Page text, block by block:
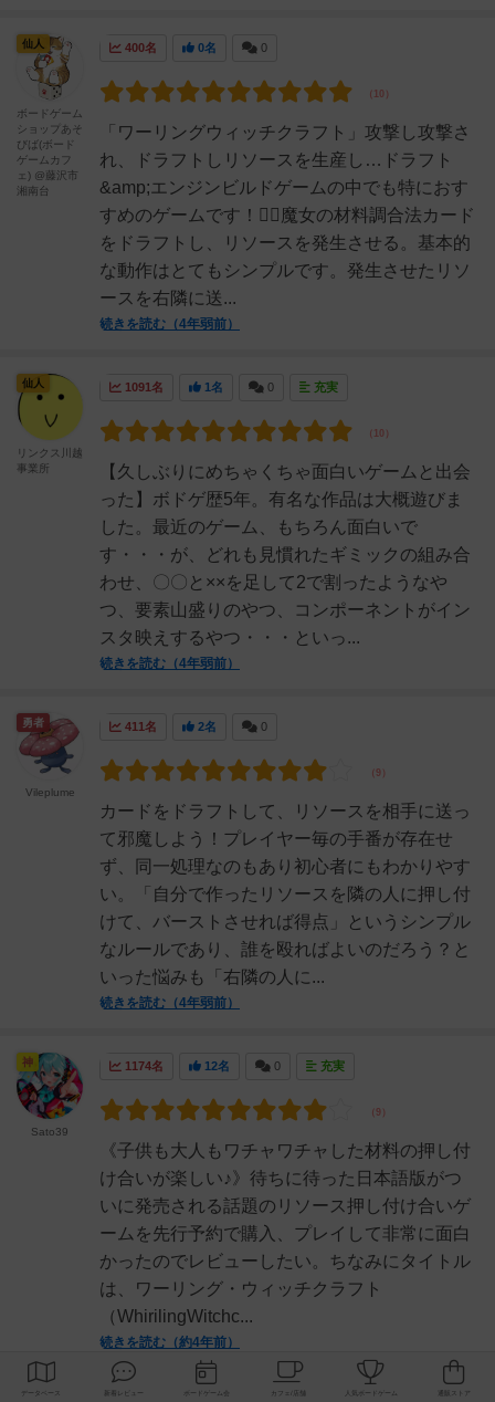
400名 0名 0
「ワーリングウィッチクラフト」攻撃し攻撃さ
れ、ドラフトしリソースを生産し…ドラフト
&amp;エンジンビルドゲームの中でも特におす
すめのゲームです！🧙‍♀️魔女の材料調合法カード
をドラフトし、リソースを発生させる。基本的
な動作はとてもシンプルです。発生させたリソ
ースを右隣に送...
続きを読む（4年弱前）
仙人
ボードゲーム
ショップあそ
びば(ボード
ゲームカフ
ェ) @藤沢市
湘南台
1091名 1名 0 充実
【久しぶりにめちゃくちゃ面白いゲームと出会
った】ボドゲ歴5年。有名な作品は大概遊びま
した。最近のゲーム、もちろん面白いで
す・・・が、どれも見慣れたギミックの組み合
わせ、〇〇と××を足して2で割ったようなや
つ、要素山盛りのやつ、コンポーネントがイン
スタ映えするやつ・・・といっ...
続きを読む（4年弱前）
仙人
リンクス川越
事業所
411名 2名 0
カードをドラフトして、リソースを相手に送っ
て邪魔しよう！プレイヤー毎の手番が存在せ
ず、同一処理なのもあり初心者にもわかりやす
い。「自分で作ったリソースを隣の人に押し付
けて、バーストさせれば得点」というシンプル
なルールであり、誰を殴ればよいのだろう？と
いった悩みも「右隣の人に...
続きを読む（4年弱前）
勇者
Vileplume
1174名 12名 0 充実
《子供も大人もワチャワチャした材料の押し付
け合いが楽しい♪》待ちに待った日本語版がつ
いに発売される話題のリソース押し付け合いゲ
ームを先行予約で購入、プレイして非常に面白
かったのでレビューしたい。ちなみにタイトル
は、ワーリング・ウィッチクラフト
（WhirilingWitchc...
続きを読む（約4年前）
神
Sato39